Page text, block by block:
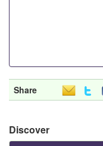
Share
Discover